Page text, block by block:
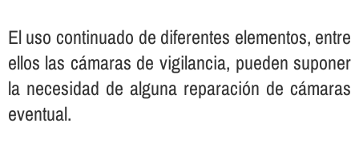
El uso continuado de diferentes elementos, entre
ellos las cámaras de vigilancia, pueden suponer
la necesidad de alguna reparación de cámaras
eventual.